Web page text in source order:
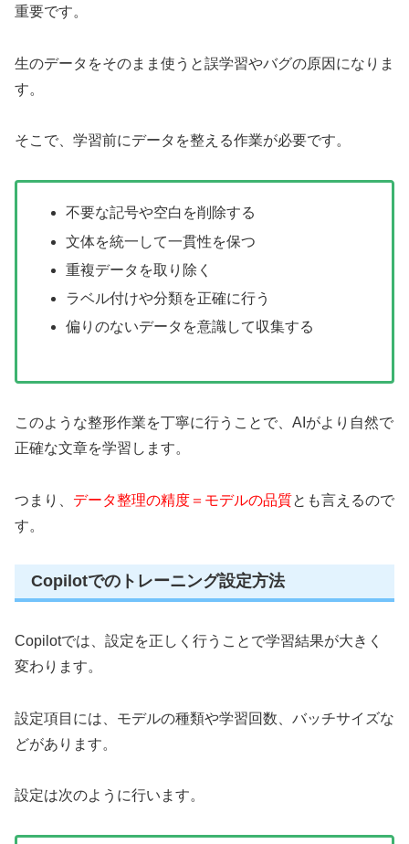
重要です。
生のデータをそのまま使うと誤学習やバグの原因になりま
す。
そこで、学習前にデータを整える作業が必要です。
不要な記号や空白を削除する
文体を統一して一貫性を保つ
重複データを取り除く
ラベル付けや分類を正確に行う
偏りのないデータを意識して収集する
このような整形作業を丁寧に行うことで、AIがより自然で
正確な文章を学習します。
つまり、 データ整理の精度＝モデルの品質とも言えるので
す。
Copilotでのトレーニング設定方法
Copilotでは、設定を正しく行うことで学習結果が大きく
変わります。
設定項目には、モデルの種類や学習回数、バッチサイズな
どがあります。
設定は次のように行います。